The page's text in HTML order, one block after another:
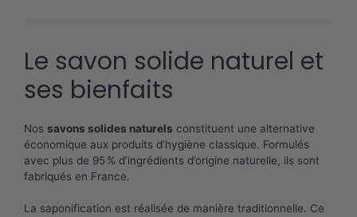
Le savon solide naturel et
ses bienfaits
Nos savons solides naturels constituent une alternative
économique aux produits d’hygiène classique. Formulés
avec plus de 95 % d’ingrédients d’origine naturelle, ils sont
fabriqués en France.
La saponification est réalisée de manière traditionnelle. Ce